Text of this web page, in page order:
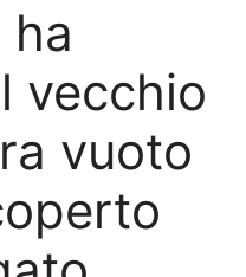
vecchio
vuoto